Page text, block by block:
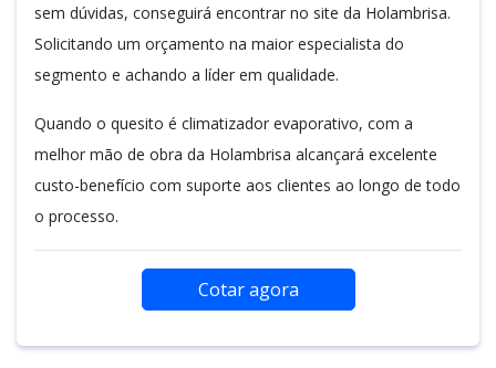
sem dúvidas, conseguirá encontrar no site da Holambrisa.
Solicitando um orçamento na maior especialista do
segmento e achando a líder em qualidade.
Quando o quesito é climatizador evaporativo, com a
melhor mão de obra da Holambrisa alcançará excelente
custo-benefício com suporte aos clientes ao longo de todo
o processo.
Cotar agora